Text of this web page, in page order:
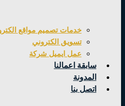
خدمات تصميم مواقع
تسويق الكتروني
عمل ايميل شركة
سابقة اعمالنا
المدونة
اتصل بنا